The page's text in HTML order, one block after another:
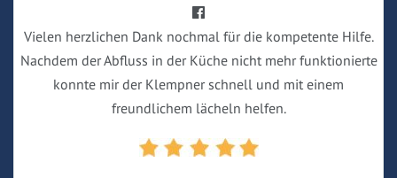
Vielen herzlichen Dank nochmal für die kompetente Hilfe.
Nachdem der Abfluss in der Küche nicht mehr funktionierte
konnte mir der Klempner schnell und mit einem
freundlichem lächeln helfen.